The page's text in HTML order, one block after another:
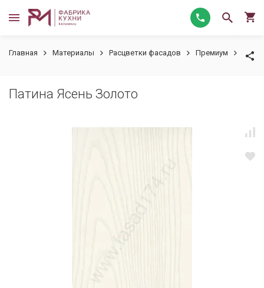
Главная Материалы Расцветки фасадов Премиум
Патина Ясень Золото